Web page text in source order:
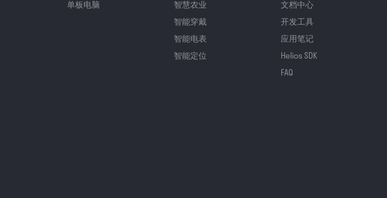
单板电脑
智慧农业
智能穿戴
智能电表
智能定位
文档中心
开发工具
应用笔记
Helios SDK
FAQ